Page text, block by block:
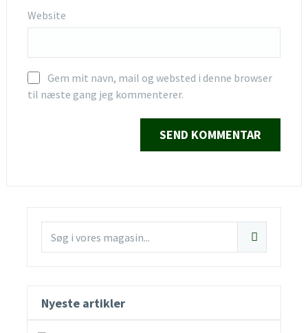
Website
Gem mit navn, mail og websted i denne browser
til næste gang jeg kommenterer.
Nyeste artikler